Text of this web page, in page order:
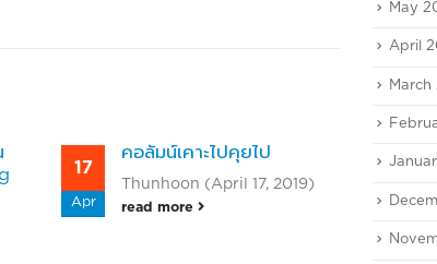
17
Apr
คอลัมน์เคาะไปคุยไป
Thunhoon (April 17, 2019)
read more
May
April
March